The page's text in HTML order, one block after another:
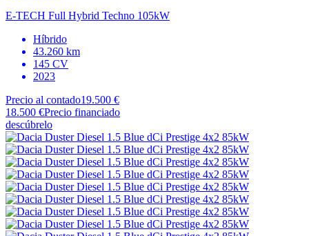
E-TECH Full Hybrid Techno 105kW
Híbrido
43.260 km
145 CV
2023
Precio al contado19.500 €
18.500 €Precio financiado
descúbrelo